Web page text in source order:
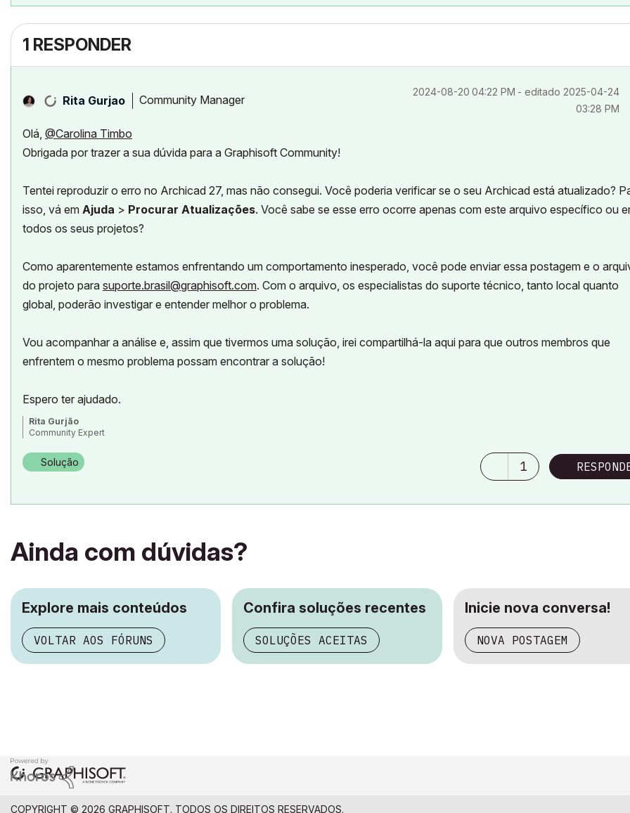
1 RESPONDER
Rita Gurjao Community Manager
‎2024-08-20 04:22 PM - editado ‎2025-04-24
03:28 PM
Olá, @Carolina Timbo
Obrigada por trazer a sua dúvida para a Graphisoft Community!
Tentei reproduzir o erro no Archicad 27, mas não consegui. Você poderia verificar se o seu Archicad está atualizado?
isso, vá em Ajuda > Procurar Atualizações. Você sabe se esse erro ocorre apenas com este arquivo específico ou
todos os seus projetos?
Como aparentemente estamos enfrentando um comportamento inesperado, você pode enviar essa postagem e o
do projeto para suporte.brasil@graphisoft.com. Com o arquivo, os especialistas do suporte técnico, tanto local quanto
global, poderão investigar e entender melhor o problema.
Vou acompanhar a análise e, assim que tivermos uma solução, irei compartilhá-la aqui para que outros membros que
enfrentem o mesmo problema possam encontrar a solução!
Espero ter ajudado.
Rita Gurjão
Community Expert
Solução 1
Ainda com dúvidas?
Explore mais conteúdos
VOLTAR AOS FÓRUNS
Confira soluções recentes
SOLUÇÕES ACEITAS
Inicie nova conversa!
NOVA POSTAGEM
COPYRIGHT © 2026 GRAPHISOFT. TODOS OS DIREITOS RESERVADOS.